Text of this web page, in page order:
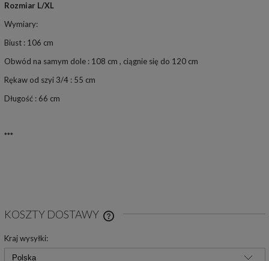
Rozmiar L/XL
Wymiary:
Biust : 106 cm
Obwód na samym dole : 108 cm , ciągnie się do 120 cm
Rękaw od szyi 3/4 : 55 cm
Długość : 66 cm
***
KOSZTY DOSTAWY
Kraj wysyłki: